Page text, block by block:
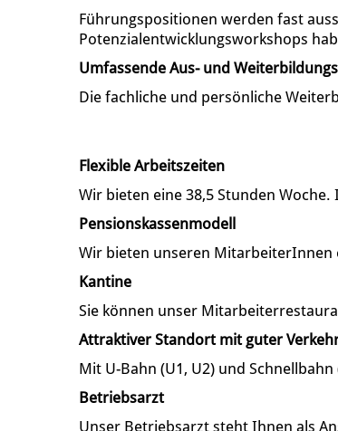
Führungspositionen werden fast
Potenzialentwicklungsworkshops
Umfassende Aus- und
Die fachliche und persönliche
Flexible Arbeitszeiten
Wir bieten eine 38,5 Stunden
Pensionskassenmodell
Wir bieten unseren MitarbeiterInnen
Kantine
Sie können unser
Attraktiver Standort mit guter
Mit U-Bahn (U1, U2) und
Betriebsarzt
Unser Betriebsarzt steht Ihnen als